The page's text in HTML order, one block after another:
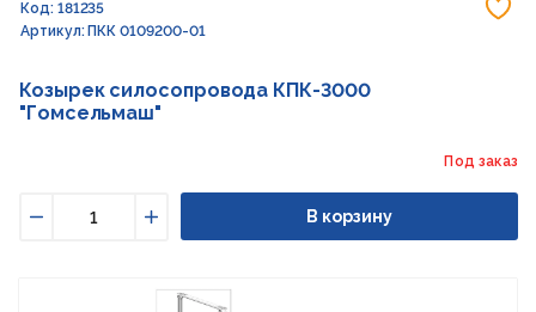
Код: 181235
Артикул: ПКК 0109200-01
Козырек силосопровода КПК-3000
"Гомсельмаш"
Под заказ
Увеличить
В корзину